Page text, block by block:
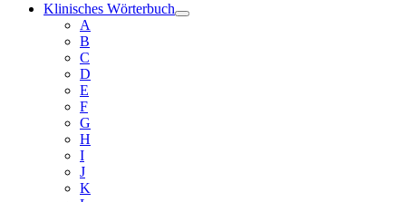
Klinisches Wörterbuch
A
B
C
D
E
F
G
H
I
J
K